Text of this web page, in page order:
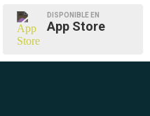
DISPONIBLE EN
App Store